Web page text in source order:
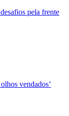
pela frente
vendados’